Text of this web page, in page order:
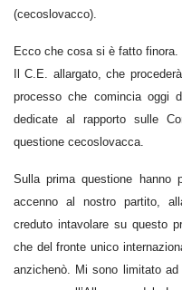
(cecoslovacco).
Ecco che cosa si è fatto
Il C.E. allargato, che
processo che comincia oggi
dedicate al rapporto sulle
questione cecoslovacca.
Sulla prima questione hanno
accenno al nostro partito,
creduto intavolare su questo
che del fronte unico
anzichenò. Mi sono limitato